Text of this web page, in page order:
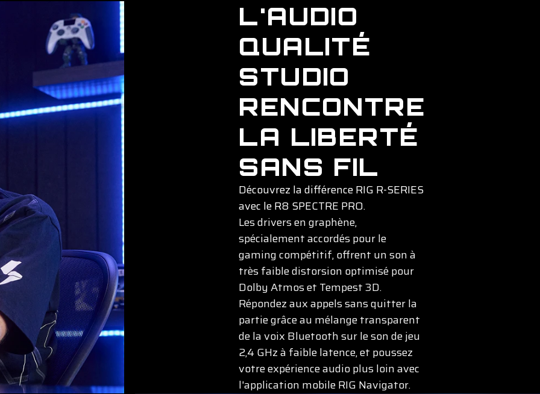
L'AUDIO
QUALITÉ
STUDIO
RENCONTRE
LA LIBERTÉ
SANS FIL
Découvrez la différence RIG R-SERIES
avec le R8 SPECTRE PRO.
Les drivers en graphène,
spécialement accordés pour le
gaming compétitif, offrent un son à
très faible distorsion optimisé pour
Dolby Atmos et Tempest 3D.
Répondez aux appels sans quitter la
partie grâce au mélange transparent
de la voix Bluetooth sur le son de jeu
2,4 GHz à faible latence, et poussez
votre expérience audio plus loin avec
l'application mobile RIG Navigator.